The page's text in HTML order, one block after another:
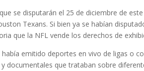
se disputarán el 25 de diciembre de
Texans. Si bien ya se habían
que la NFL vende los derechos de
emitido deportes en vivo de ligas o
documentales que trataban sobre